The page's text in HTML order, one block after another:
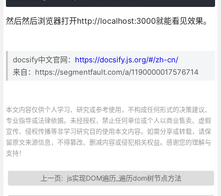
然后然后浏览器打开http://localhost:3000就能看见效果。
docsify中文官网： https://docsify.js.org/#/zh-cn/
来自：https://segmentfault.com/a/1190000017576714
本文内容仅供个人学习、研究或参考使用，不构成任何形式的决策建议、
专业指导或法律依据。未经授权，禁止任何单位或个人以商业售卖、虚假
宣传、侵权传播等非学习研究目的使用本文内容。如需分享或转载，请保
留原文来源信息，不得篡改、删减内容或侵犯相关权益。感谢您的理解与
支持！
上一页: js实现DOM遍历_遍历dom树节点方法